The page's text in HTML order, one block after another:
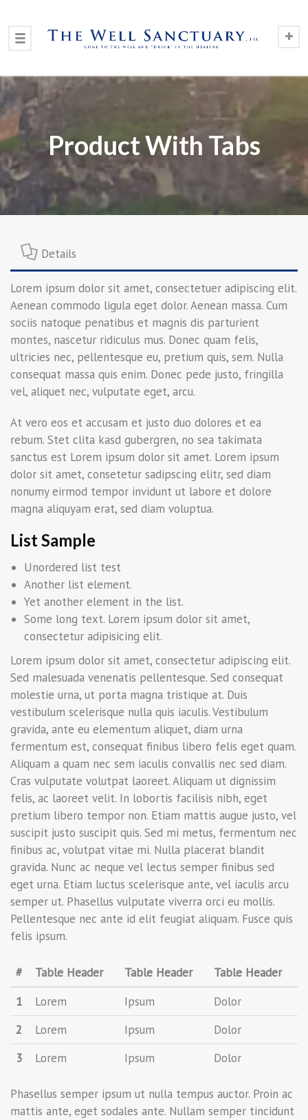
Product With Tabs
Details
Lorem ipsum dolor sit amet, consectetuer adipiscing elit.
Aenean commodo ligula eget dolor. Aenean massa. Cum
sociis natoque penatibus et magnis dis parturient
montes, nascetur ridiculus mus. Donec quam felis,
ultricies nec, pellentesque eu, pretium quis, sem. Nulla
consequat massa quis enim. Donec pede justo, fringilla
vel, aliquet nec, vulputate eget, arcu.
At vero eos et accusam et justo duo dolores et ea
rebum. Stet clita kasd gubergren, no sea takimata
sanctus est Lorem ipsum dolor sit amet. Lorem ipsum
dolor sit amet, consetetur sadipscing elitr, sed diam
nonumy eirmod tempor invidunt ut labore et dolore
magna aliquyam erat, sed diam voluptua.
List Sample
Unordered list test
Another list element.
Yet another element in the list.
Some long text. Lorem ipsum dolor sit amet,
consectetur adipisicing elit.
Lorem ipsum dolor sit amet, consectetur adipiscing elit.
Sed malesuada venenatis pellentesque. Sed consequat
molestie urna, ut porta magna tristique at. Duis
vestibulum scelerisque nulla quis iaculis. Vestibulum
gravida, ante eu elementum aliquet, diam urna
fermentum est, consequat finibus libero felis eget quam.
Aliquam a quam nec sem iaculis convallis nec sed diam.
Cras vulputate volutpat laoreet. Aliquam ut dignissim
felis, ac laoreet velit. In lobortis facilisis nibh, eget
pretium libero tempor non. Etiam mattis augue justo, vel
suscipit justo suscipit quis. Sed mi metus, fermentum nec
finibus ac, volutpat vitae mi. Nulla placerat blandit
gravida. Nunc ac neque vel lectus semper finibus sed
eget urna. Etiam luctus scelerisque ante, vel iaculis arcu
semper ut. Phasellus vulputate viverra orci eu mollis.
Pellentesque nec ante id elit feugiat aliquam. Fusce quis
felis ipsum.
# Table Header Table Header
Table Header
1
Lorem Ipsum
Dolor
2
Lorem Ipsum
Dolor
3
Lorem Ipsum Dolor
Phasellus semper ipsum ut nulla tempus auctor. Proin ac
mattis ante, eget sodales ante. Nullam semper tincidunt